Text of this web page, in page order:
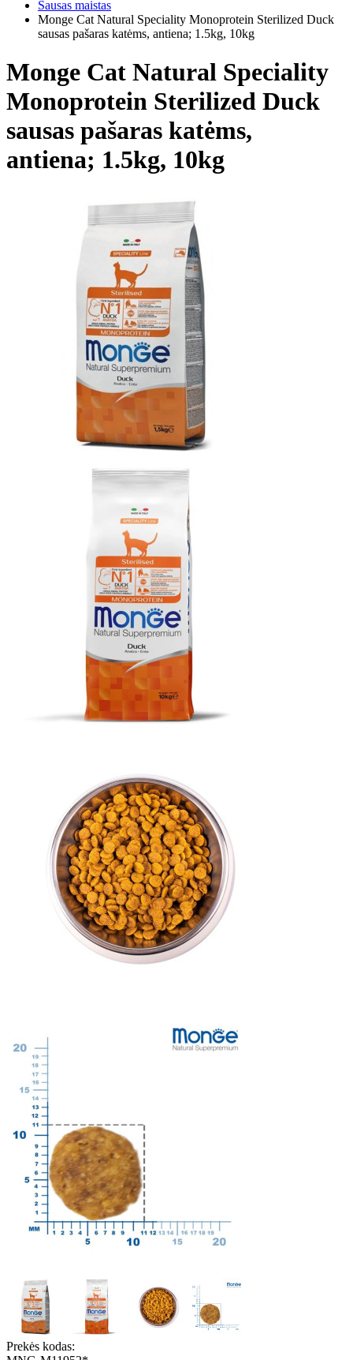
Sausas maistas
Monge Cat Natural Speciality Monoprotein Sterilized Duck
sausas pašaras katėms, antiena; 1.5kg, 10kg
Monge Cat Natural Speciality
Monoprotein Sterilized Duck
sausas pašaras katėms,
antiena; 1.5kg, 10kg
Prekės kodas: